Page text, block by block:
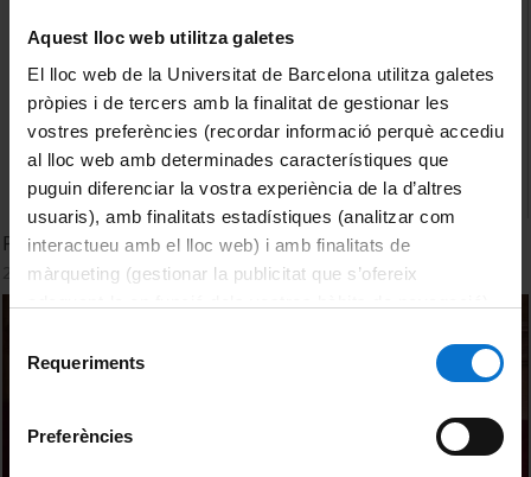
Aquest lloc web utilitza galetes
El lloc web de la Universitat de Barcelona utilitza galetes
pròpies i de tercers amb la finalitat de gestionar les
vostres preferències (recordar informació perquè accediu
al lloc web amb determinades característiques que
puguin diferenciar la vostra experiència de la d’altres
usuaris), amb finalitats estadístiques (analitzar com
interactueu amb el lloc web) i amb finalitats de
màrqueting (gestionar la publicitat que s’ofereix
consultar laPolítica de galetes del lloc web de la
Requeriments
Preferències
Panel de editores
2 març, 2022